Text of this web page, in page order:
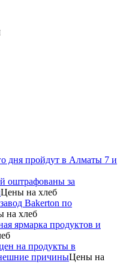
дня пройдут в Алматы 7 и
оштрафованы за
Цены на хлеб
Bakerton по
на хлеб
ярмарка продуктов и
на продукты в
причиныЦены на